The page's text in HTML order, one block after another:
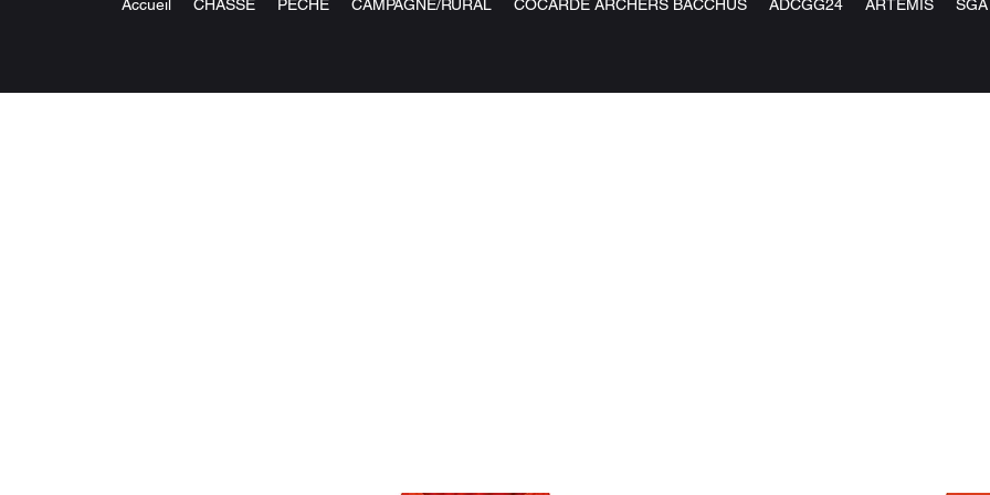
Accueil CHASSE PECHE CAMPAGNE/RURAL COCARDE ARCHERS BACCHUS ADCGG24 ARTEMIS SGA